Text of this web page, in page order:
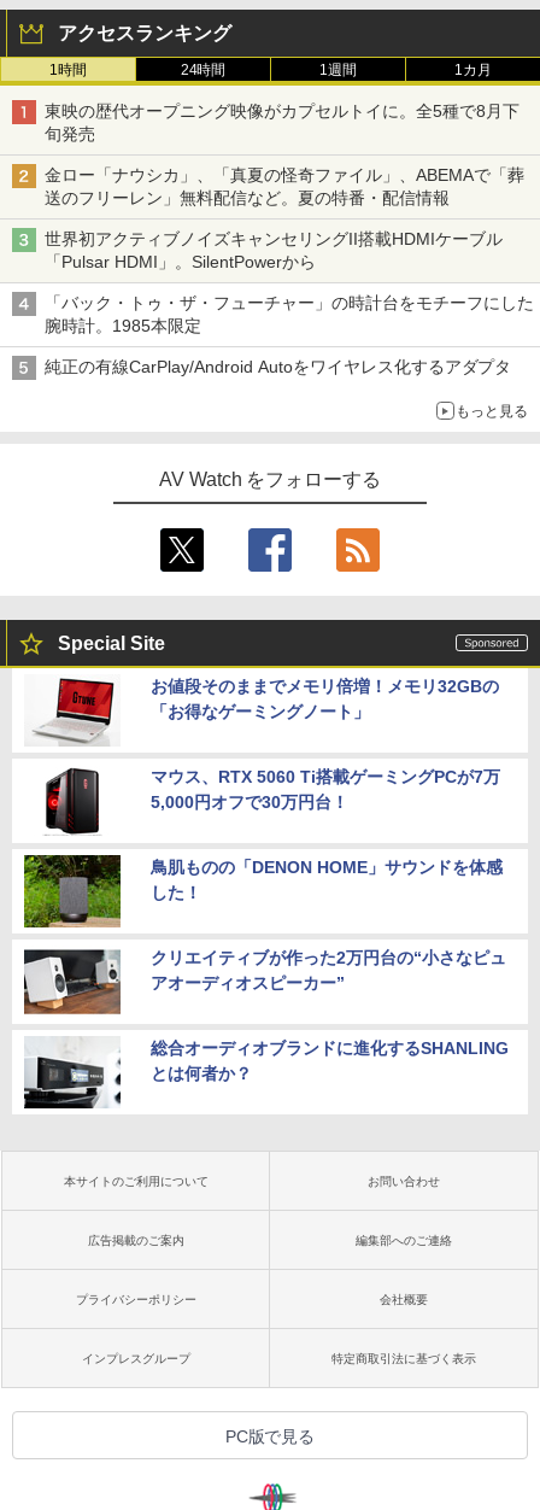
アクセスランキング
1時間 24時間 1週間 1カ月
東映の歴代オープニング映像がカプセルトイに。全5種で8月下
旬発売
金ロー「ナウシカ」、「真夏の怪奇ファイル」、ABEMAで「葬
送のフリーレン」無料配信など。夏の特番・配信情報
世界初アクティブノイズキャンセリングII搭載HDMIケーブル
「Pulsar HDMI」。SilentPowerから
「バック・トゥ・ザ・フューチャー」の時計台をモチーフにした
腕時計。1985本限定
純正の有線CarPlay/Android Autoをワイヤレス化するアダプタ
もっと見る
AV Watch をフォローする
Special Site
お値段そのままでメモリ倍増！メモリ32GBの
「お得なゲーミングノート」
マウス、RTX 5060 Ti搭載ゲーミングPCが7万
5,000円オフで30万円台！
鳥肌ものの「DENON HOME」サウンドを体感
した！
クリエイティブが作った2万円台の“小さなピュ
アオーディオスピーカー”
総合オーディオブランドに進化するSHANLING
とは何者か？
本サイトのご利用について お問い合わせ
広告掲載のご案内 編集部へのご連絡
プライバシーポリシー 会社概要
インプレスグループ 特定商取引法に基づく表示
PC版で見る